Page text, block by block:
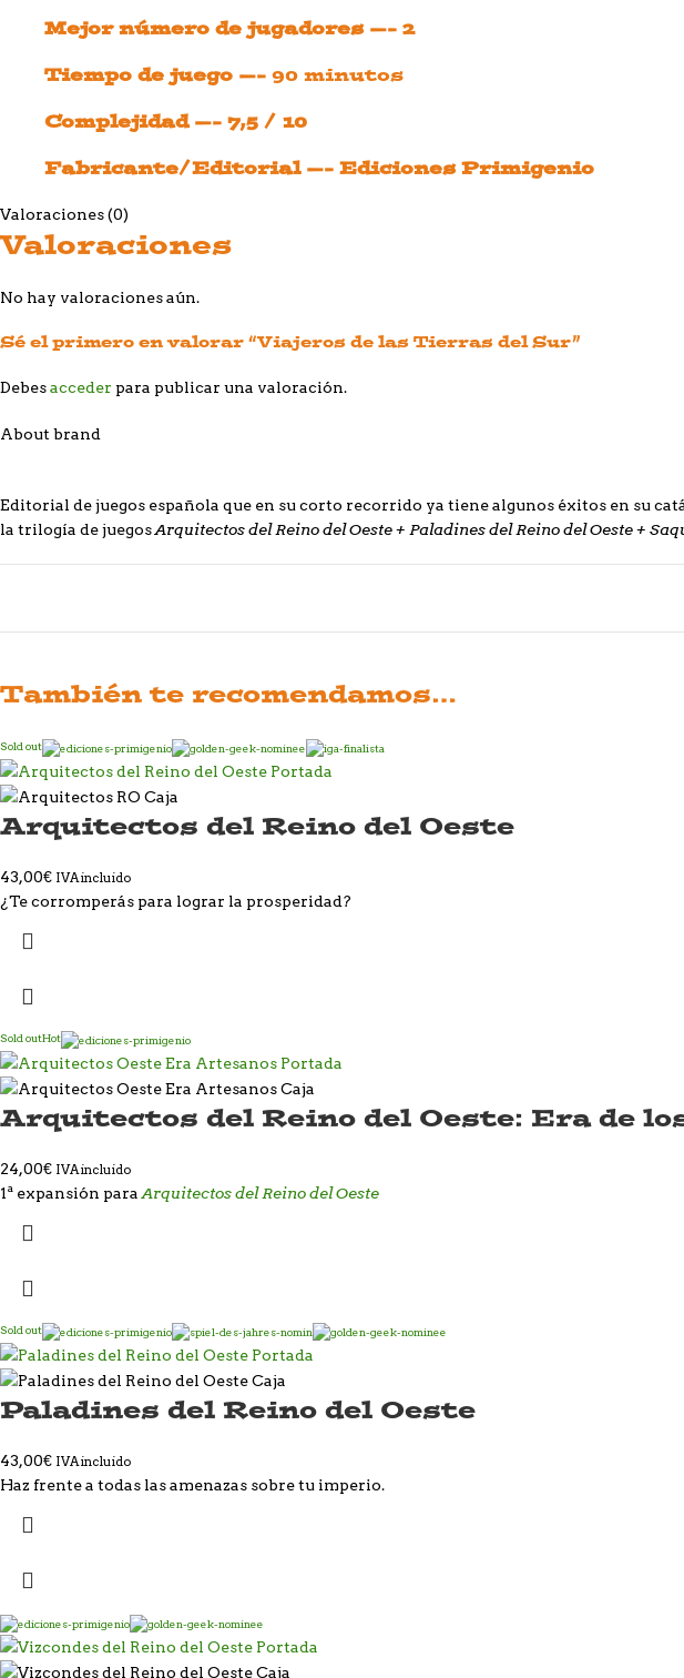
Mejor número de jugadores —- 2
Tiempo de juego —- 90 minutos
Complejidad —- 7,5 / 10
Fabricante/Editorial —- Ediciones Primigenio
Valoraciones (0)
Valoraciones
No hay valoraciones aún.
Sé el primero en valorar “Viajeros de las Tierras del Sur”
Debesacceder para publicar una valoración.
About brand
Editorial de juegos española que en su corto recorrido ya tiene algunos éxitos en su
la trilogía de juegosArquitectos del Reino del Oeste + Paladines del Reino del Oeste +
También te recomendamos…
Sold out
Arquitectos del Reino del Oeste
43,00€ IVA incluido
¿Te corromperás para lograr la prosperidad?
Sold outHot
Arquitectos del Reino del Oeste: Era de
24,00€ IVA incluido
1ª expansión para Arquitectos del Reino del Oeste
Sold out
Paladines del Reino del Oeste
43,00€ IVA incluido
Haz frente a todas las amenazas sobre tu imperio.